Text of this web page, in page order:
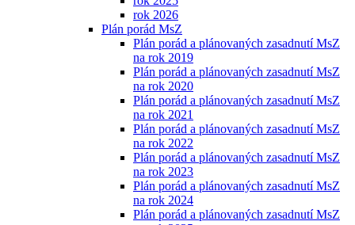
rok 2026
Plán porád MsZ
Plán porád a plánovaných zasadnutí MsZ
na rok 2019
Plán porád a plánovaných zasadnutí MsZ
na rok 2020
Plán porád a plánovaných zasadnutí MsZ
na rok 2021
Plán porád a plánovaných zasadnutí MsZ
na rok 2022
Plán porád a plánovaných zasadnutí MsZ
na rok 2023
Plán porád a plánovaných zasadnutí MsZ
na rok 2024
Plán porád a plánovaných zasadnutí MsZ